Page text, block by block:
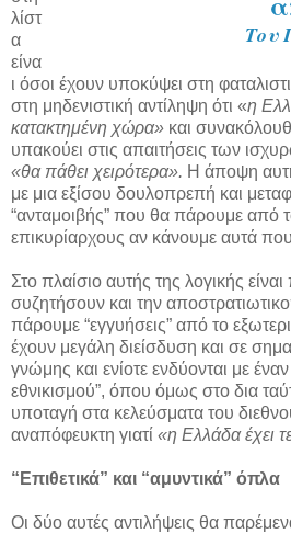
Του
λίστ
α
είνα
ι όσοι έχουν υποκύψει στη
στη μηδενιστική αντίληψη ότι «η
κατακτημένη χώρα» και
υπακούει στις απαιτήσεις των
«θα πάθει χειρότερα». Η άποψη αυτή
με μια εξίσου δουλοπρεπή και
“ανταμοιβής” που θα πάρουμε από
επικυρίαρχους αν κάνουμε αυτά
Στο πλαίσιο αυτής της λογικής
συζητήσουν και την
πάρουμε “εγγυήσεις” από το
έχουν μεγάλη διείσδυση και σε
γνώμης και ενίοτε ενδύονται με
εθνικισμού”, όπου όμως στο δια
υποταγή στα κελεύσματα του
αναπόφευκτη γιατί «η Ελλάδα έχει
“Επιθετικά” και “αμυντικά” όπλα
Οι δύο αυτές αντιλήψεις θα